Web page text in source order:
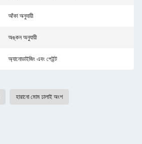
আঁকা অনুযায়ী
অঙ্কন অনুযায়ী
অ্যানোডাইজিং এবং পেইন্ট
হারানো মোম ঢালাই অংশ